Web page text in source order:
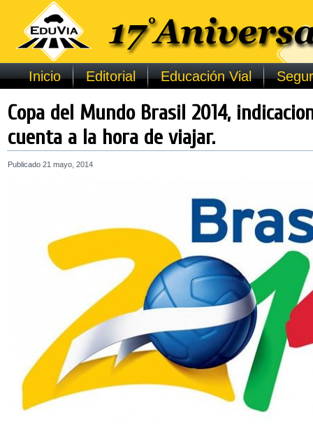
Inicio Editorial Educación Vial
Copa del Mundo Brasil 2014,
cuenta a la hora de viajar.
Publicado 21 mayo, 2014